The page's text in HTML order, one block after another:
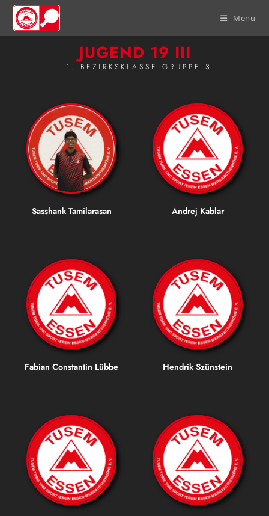
Menü
JUGEND 19 III
1. BEZIRKSKLASSE GRUPPE 3
Sasshank Tamilarasan Andrej Kablar
Fabian Constantin Lübbe Hendrik Szünstein